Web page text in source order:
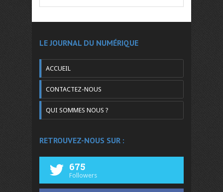
LE JOURNAL DU NUMÉRIQUE
ACCUEIL
CONTACTEZ-NOUS
QUI SOMMES NOUS ?
RETROUVEZ-NOUS SUR :
675
Followers